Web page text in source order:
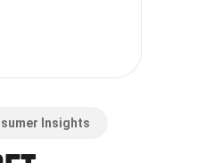
Insights